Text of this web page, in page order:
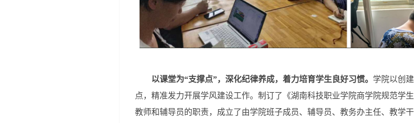
以课堂为“支撑点”，深化纪律养成，着力培育学生良好习惯。 学院以创
点，精准发力开展学风建设工作。制订了《湖南科技职业学院商学院规范学
教师和辅导员的职责，成立了由学院班子成员、辅导员、教务办主任、教学